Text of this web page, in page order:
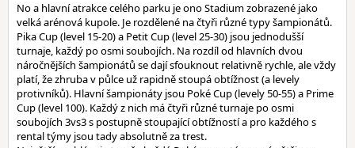
No a hlavní atrakce celého parku je ono Stadium zobrazené jako
velká arénová kupole. Je rozdělené na čtyři různé typy šampionátů.
Pika Cup (level 15-20) a Petit Cup (level 25-30) jsou jednodušší
turnaje, každý po osmi soubojích. Na rozdíl od hlavních dvou
náročnějších šampionátů se dají sfouknout relativně rychle, ale vždy
platí, že zhruba v půlce už rapidně stoupá obtížnost (a levely
protivníků). Hlavní šampionáty jsou Poké Cup (levely 50-55) a Prime
Cup (level 100). Každý z nich má čtyři různé turnaje po osmi
soubojích 3vs3 s postupně stoupající obtížností a pro každého s
rental týmy jsou tady absolutně za trest.